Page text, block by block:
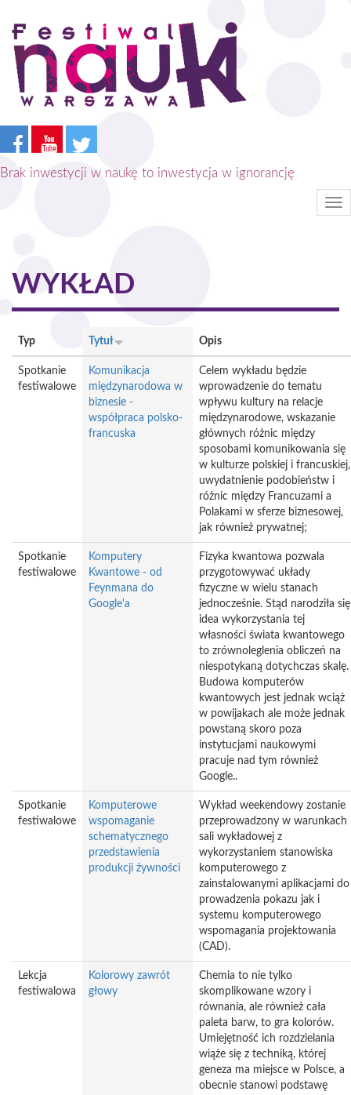
Przejdź
treści
Brak inwestycji w naukę to inwestycja w ignorancję
WYKŁAD
Typ Tytuł Opis
Spotkanie
festiwalowe
Komunikacja
międzynarodowa w
biznesie -
współpraca polsko-
francuska
Celem wykładu będzie
wprowadzenie do tematu
wpływu kultury na relacje
międzynarodowe, wskazanie
głównych różnic między
sposobami komunikowania się
w kulturze polskiej i francuskiej,
uwydatnienie podobieństw i
różnic między Francuzami a
Polakami w sferze biznesowej,
jak również prywatnej;
Spotkanie
festiwalowe
Komputery
Kwantowe - od
Feynmana do
Google'a
Fizyka kwantowa pozwala
przygotowywać układy
fizyczne w wielu stanach
jednocześnie. Stąd narodziła się
idea wykorzystania tej
własności świata kwantowego
to zrównoleglenia obliczeń na
niespotykaną dotychczas skalę.
Budowa komputerów
kwantowych jest jednak wciąż
w powijakach ale może jednak
powstaną skoro poza
instytucjami naukowymi
pracuje nad tym również
Google..
Spotkanie
festiwalowe
Komputerowe
wspomaganie
schematycznego
przedstawienia
produkcji żywności
Wykład weekendowy zostanie
przeprowadzony w warunkach
sali wykładowej z
wykorzystaniem stanowiska
komputerowego z
zainstalowanymi aplikacjami do
prowadzenia pokazu jak i
systemu komputerowego
wspomagania projektowania
(CAD).
Lekcja
festiwalowa
Kolorowy zawrót
głowy
Chemia to nie tylko
skomplikowane wzory i
równania, ale również cała
paleta barw, to gra kolorów.
Umiejętność ich rozdzielania
wiąże się z techniką, której
geneza ma miejsce w Polsce, a
obecnie stanowi podstawę